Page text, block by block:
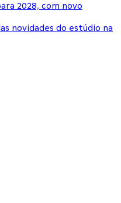
2028, com novo
novidades do estúdio na